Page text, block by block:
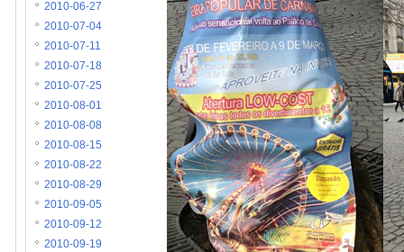
2010-06-27
2010-07-04
2010-07-11
2010-07-18
2010-07-25
2010-08-01
2010-08-08
2010-08-15
2010-08-22
2010-08-29
2010-09-05
2010-09-12
2010-09-19